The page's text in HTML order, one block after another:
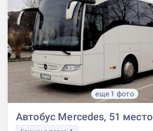
еще 1 фото
Автобус Mercedes, 51 место